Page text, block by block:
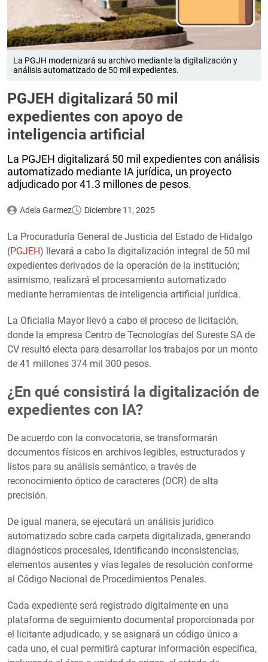
La PGJH modernizará su archivo mediante la digitalización y
análisis automatizado de 50 mil expedientes.
PGJEH digitalizará 50 mil
expedientes con apoyo de
inteligencia artificial
La PGJEH digitalizará 50 mil expedientes con análisis
automatizado mediante IA jurídica, un proyecto
adjudicado por 41.3 millones de pesos.
Adela Garmez Diciembre 11, 2025
La Procuraduría General de Justicia del Estado de Hidalgo
(PGJEH) llevará a cabo la digitalización integral de 50 mil
expedientes derivados de la operación de la institución;
asimismo, realizará el procesamiento automatizado
mediante herramientas de inteligencia artificial jurídica.
La Oficialía Mayor llevó a cabo el proceso de licitación,
donde la empresa Centro de Tecnologías del Sureste SA de
CV resultó electa para desarrollar los trabajos por un monto
de 41 millones 374 mil 300 pesos.
¿En qué consistirá la digitalización de
expedientes con IA?
De acuerdo con la convocatoria, se transformarán
documentos físicos en archivos legibles, estructurados y
listos para su análisis semántico, a través de
reconocimiento óptico de caracteres (OCR) de alta
precisión.
De igual manera, se ejecutará un análisis jurídico
automatizado sobre cada carpeta digitalizada, generando
diagnósticos procesales, identificando inconsistencias,
elementos ausentes y vías legales de resolución conforme
al Código Nacional de Procedimientos Penales.
Cada expediente será registrado digitalmente en una
plataforma de seguimiento documental proporcionada por
el licitante adjudicado, y se asignará un código único a
cada uno, el cual permitirá capturar información específica,